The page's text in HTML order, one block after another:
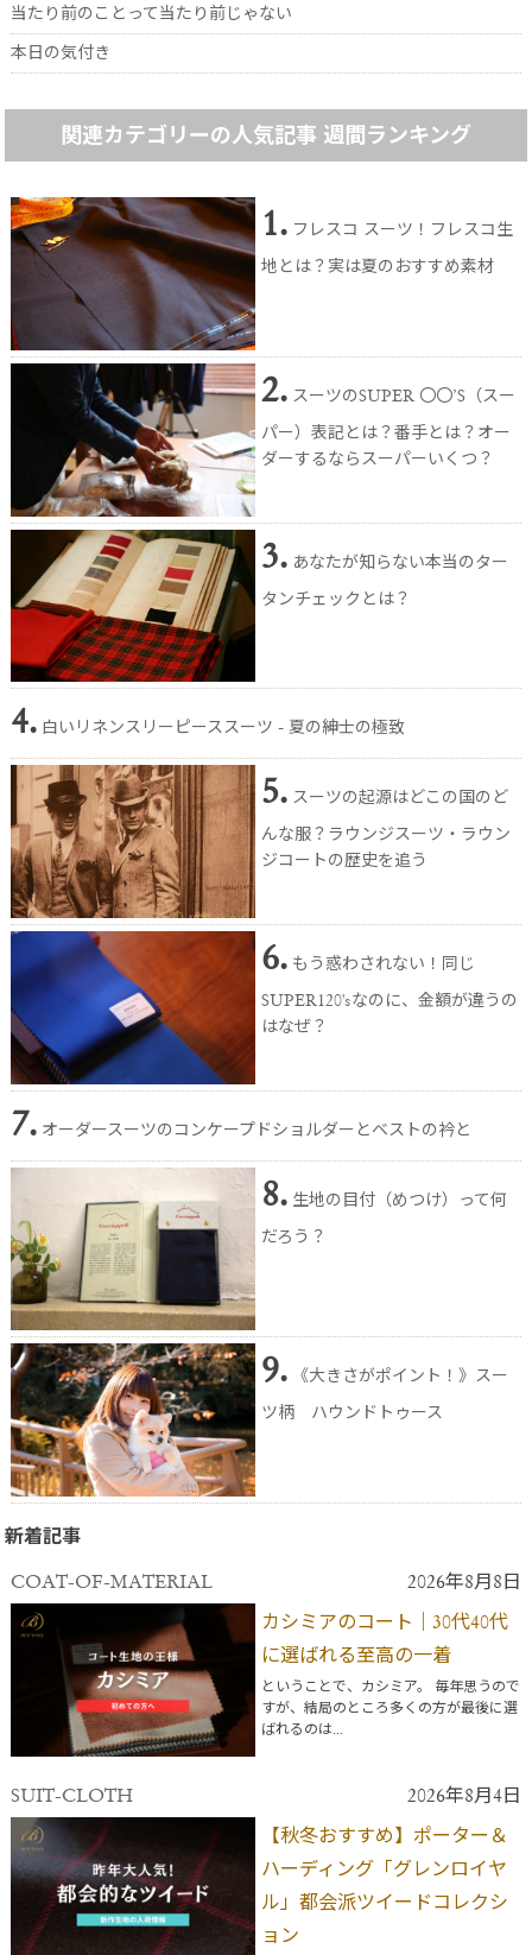
当たり前のことって当たり前じゃない
本日の気付き
関連カテゴリーの人気記事 週間ランキング
1. フレスコ スーツ！フレスコ生
地とは？実は夏のおすすめ素材
2. スーツのSUPER 〇〇’S（スー
パー）表記とは？番手とは？オー
ダーするならスーパーいくつ？
3. あなたが知らない本当のター
タンチェックとは？
4. 白いリネンスリーピーススーツ - 夏の紳士の極致
5. スーツの起源はどこの国のど
んな服？ラウンジスーツ・ラウン
ジコートの歴史を追う
6. もう惑わされない！同じ
SUPER120'sなのに、金額が違うの
はなぜ？
7. オーダースーツのコンケープドショルダーとベストの衿と
8. 生地の目付（めつけ）って何
だろう？
9. 《大きさがポイント！》スー
ツ柄 ハウンドトゥース
新着記事
COAT-OF-MATERIAL 2026年8月8日
カシミアのコート｜30代40代
に選ばれる至高の一着
ということで、カシミア。 毎年思うので
すが、結局のところ多くの方が最後に選
ばれるのは...
SUIT-CLOTH 2026年8月4日
【秋冬おすすめ】ポーター＆
ハーディング「グレンロイヤ
ル」都会派ツイードコレクシ
ョン